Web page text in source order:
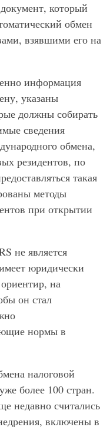
который
обмен
взявшими его на
информация
указаны
должны собирать
сведения
обмена,
резидентов, по
такая
методы
при открытии
не является
юридически
на
он стал
нормы в
налоговой
более 100 стран.
недавно считались
включены в